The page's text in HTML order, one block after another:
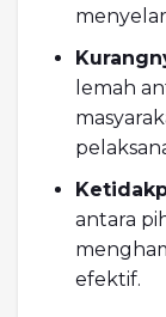
lemah
antara
efektif.